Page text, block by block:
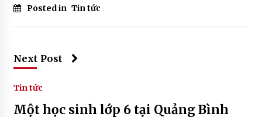
Posted in Tin tức
Next Post
Tin tức
Một học sinh lớp 6 tại Quảng Bình